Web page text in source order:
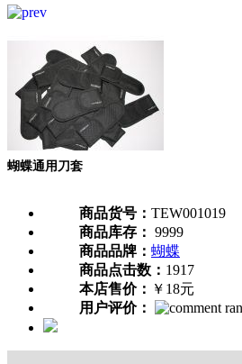
蝴蝶通用刀套
商品货号： TEW001019
商品库存： 9999
商品品牌： 蝴蝶
商品点击数： 1917
本店售价： ￥18元
用户评价：